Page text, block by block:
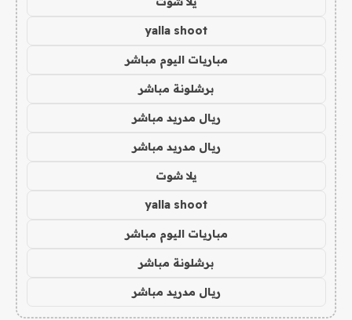
yalla shoot
مباريات اليوم مباشر
برشلونة مباشر
ريال مدريد مباشر
ريال مدريد مباشر
يلا شوت
yalla shoot
مباريات اليوم مباشر
برشلونة مباشر
ريال مدريد مباشر